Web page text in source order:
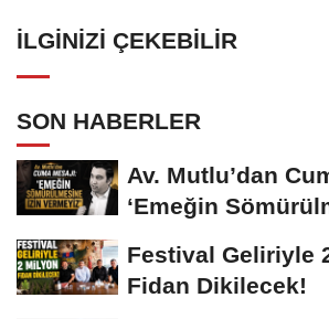
İLGINIZI ÇEKEBILIR
SON HABERLER
Av. Mutlu’dan
‘Emeğin
Festival Geliriyle
Fidan Dikilecek!